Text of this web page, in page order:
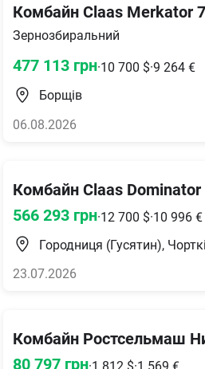
Комбайн Claas Merkator
Зернозбиральний
477 113 грн·10 700 $·9 264 €
Борщів
06.08.2026
Комбайн Claas Dominator
566 293 грн·12 700 $·10 996 €
Городниця (Гусятин),
23.07.2026
Комбайн Ростсельмаш
80 797 грн